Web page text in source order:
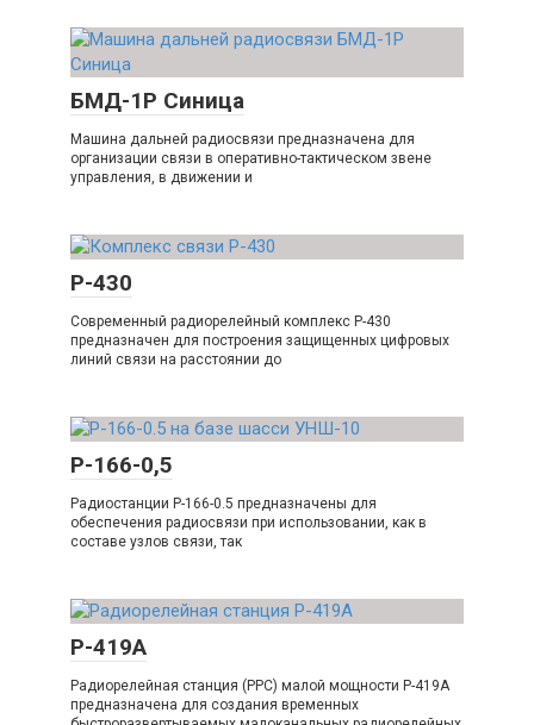
БМД-1Р Синица
Машина дальней радиосвязи предназначена для
организации связи в оперативно-тактическом звене
управления, в движении и
Р-430
Современный радиорелейный комплекс Р-430
предназначен для построения защищенных цифровых
линий связи на расстоянии до
Р-166-0,5
Радиостанции Р-166-0.5 предназначены для
обеспечения радиосвязи при использовании, как в
составе узлов связи, так
Р-419А
Радиорелейная станция (PPC) малой мощности P-419А
предназначена для создания временных